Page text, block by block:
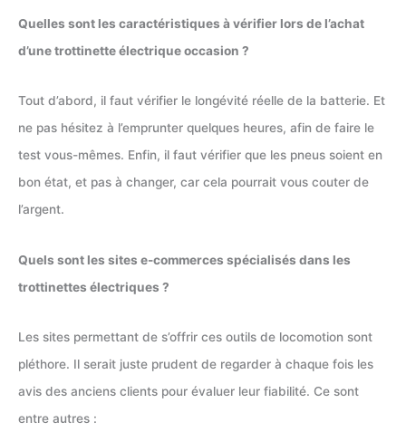
Quelles sont les caractéristiques à vérifier lors de l’achat
d’une trottinette électrique occasion ?
Tout d’abord, il faut vérifier le longévité réelle de la batterie. Et
ne pas hésitez à l’emprunter quelques heures, afin de faire le
test vous-mêmes. Enfin, il faut vérifier que les pneus soient en
bon état, et pas à changer, car cela pourrait vous couter de
l’argent.
Quels sont les sites e-commerces spécialisés dans les
trottinettes électriques ?
Les sites permettant de s’offrir ces outils de locomotion sont
pléthore. Il serait juste prudent de regarder à chaque fois les
avis des anciens clients pour évaluer leur fiabilité. Ce sont
entre autres :